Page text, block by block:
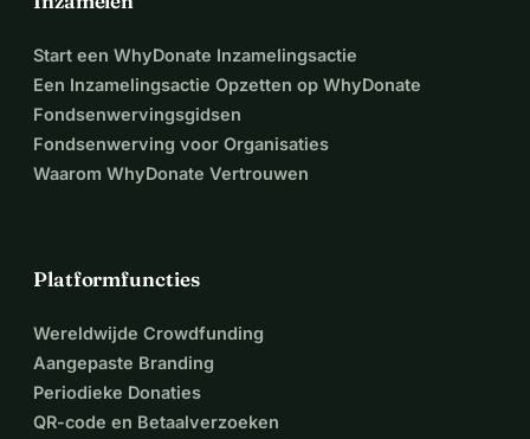
Start een WhyDonate Inzamelingsactie
Een Inzamelingsactie Opzetten op WhyDonate
Fondsenwervingsgidsen
Fondsenwerving voor Organisaties
Waarom WhyDonate Vertrouwen
Platformfuncties
Wereldwijde Crowdfunding
Aangepaste Branding
Periodieke Donaties
QR-code en Betaalverzoeken